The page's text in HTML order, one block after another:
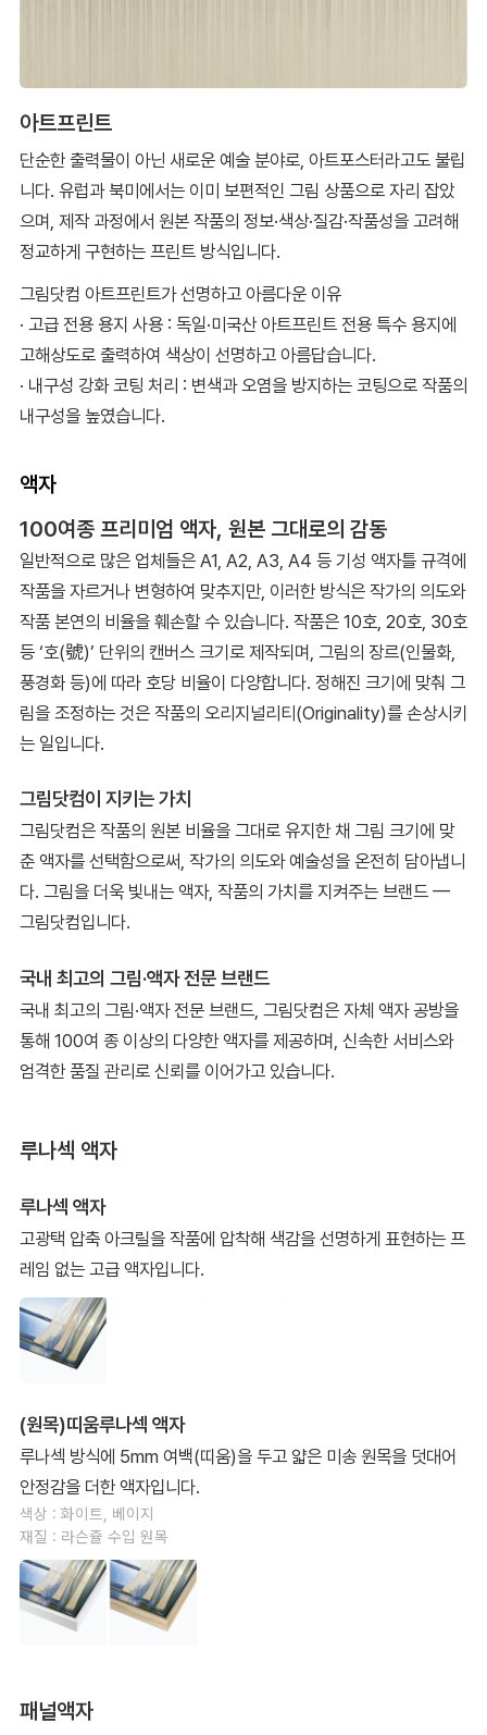
아트프린트
단순한 출력물이 아닌 새로운 예술 분야로, 아트포스터라고도 불립
니다. 유럽과 북미에서는 이미 보편적인 그림 상품으로 자리 잡았
으며, 제작 과정에서 원본 작품의 정보·색상·질감·작품성을 고려해
정교하게 구현하는 프린트 방식입니다.
그림닷컴 아트프린트가 선명하고 아름다운 이유
· 고급 전용 용지 사용 : 독일·미국산 아트프린트 전용 특수 용지에
고해상도로 출력하여 색상이 선명하고 아름답습니다.
· 내구성 강화 코팅 처리 : 변색과 오염을 방지하는 코팅으로 작품의
내구성을 높였습니다.
액자
100여종 프리미엄 액자, 원본 그대로의 감동
일반적으로 많은 업체들은 A1, A2, A3, A4 등 기성 액자틀 규격에
작품을 자르거나 변형하여 맞추지만, 이러한 방식은 작가의 의도와
작품 본연의 비율을 훼손할 수 있습니다. 작품은 10호, 20호, 30호
등 ‘호(號)’ 단위의 캔버스 크기로 제작되며, 그림의 장르(인물화,
풍경화 등)에 따라 호당 비율이 다양합니다. 정해진 크기에 맞춰 그
림을 조정하는 것은 작품의 오리지널리티(Originality)를 손상시키
는 일입니다.
그림닷컴이 지키는 가치
그림닷컴은 작품의 원본 비율을 그대로 유지한 채 그림 크기에 맞
춘 액자를 선택함으로써, 작가의 의도와 예술성을 온전히 담아냅니
다. 그림을 더욱 빛내는 액자, 작품의 가치를 지켜주는 브랜드 —
그림닷컴입니다.
국내 최고의 그림·액자 전문 브랜드
국내 최고의 그림·액자 전문 브랜드, 그림닷컴은 자체 액자 공방을
통해 100여 종 이상의 다양한 액자를 제공하며, 신속한 서비스와
엄격한 품질 관리로 신뢰를 이어가고 있습니다.
루나섹 액자
루나섹 액자
고광택 압축 아크릴을 작품에 압착해 색감을 선명하게 표현하는 프
레임 없는 고급 액자입니다.
(원목)띠움루나섹 액자
루나섹 방식에 5mm 여백(띠움)을 두고 얇은 미송 원목을 덧대어
안정감을 더한 액자입니다.
색상 : 화이트, 베이지
재질 : 라슨쥴 수입 원목
패널액자